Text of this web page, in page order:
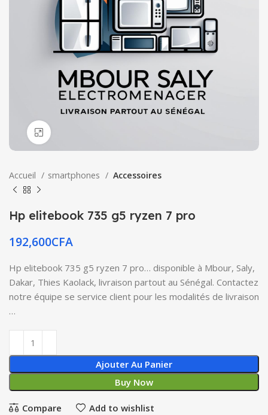
Accueil smartphones Accessoires
Hp elitebook 735 g5 ryzen 7 pro
192,600CFA
Hp elitebook 735 g5 ryzen 7 pro… disponible à Mbour, Saly,
Dakar, Thies Kaolack, livraison partout au Sénégal. Contactez
notre équipe se service client pour les modalités de livraison
…
Ajouter Au Panier
Buy Now
Compare Add to wishlist